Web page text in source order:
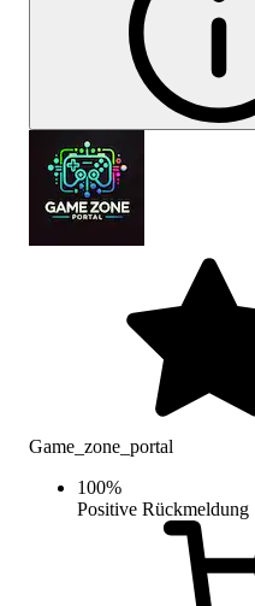
Game_zone_portal
100%
Positive Rückmeldung